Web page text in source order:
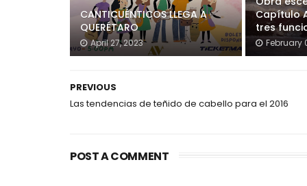
CANTICUÉNTICOS LLEGA A
QUERÉTARO
April 27, 2023
Capítulo
tres
February
PREVIOUS
Las tendencias de teñido de cabello para el 2016
POST A COMMENT